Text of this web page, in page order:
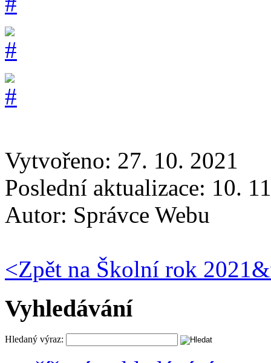
Vytvořeno: 27. 10. 2021
Poslední aktualizace: 10.
Autor: Správce Webu
<Zpět na Školní rok
Vyhledávání
Hledaný výraz: